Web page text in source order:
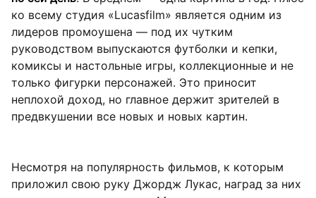
ко всему студия «Lucasfilm» является одним из
лидеров промоушена — под их чутким
руководством выпускаются футболки и кепки,
комиксы и настольные игры, коллекционные и не
только фигурки персонажей. Это приносит
неплохой доход, но главное держит зрителей в
предвкушении все новых и новых картин.
Несмотря на популярность фильмов, к которым
приложил свою руку Джордж Лукас, наград за них